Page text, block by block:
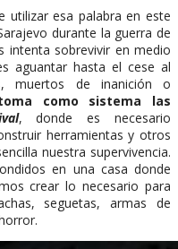
utilizar esa palabra en este
durante la guerra de
intenta sobrevivir en medio
aguantar hasta el cese al
muertos de inanición o
como sistema las
, donde es necesario
herramientas y otros
nuestra supervivencia.
en una casa donde
crear lo necesario para
seguetas, armas de